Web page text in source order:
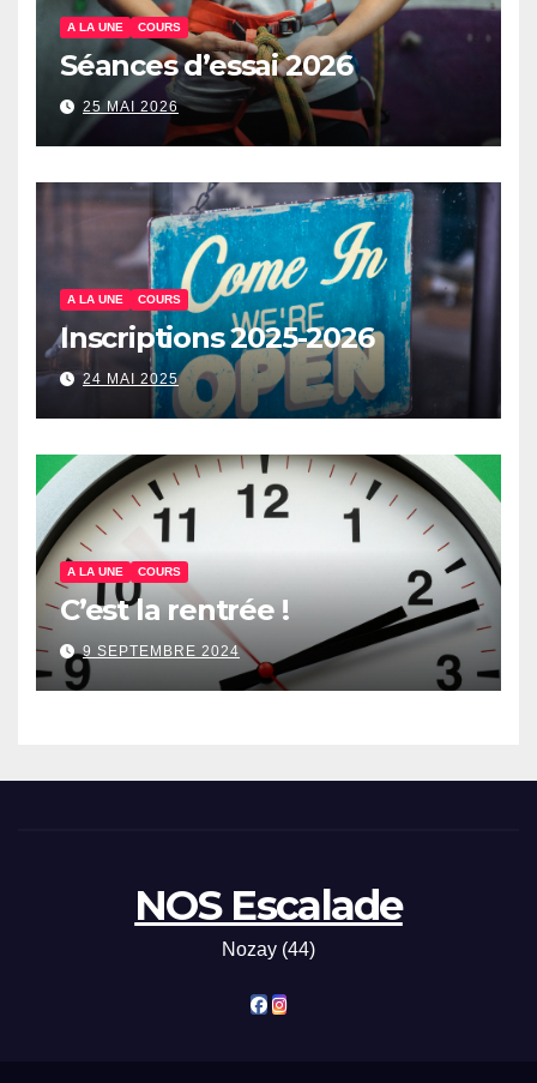
A LA UNE COURS
Séances d’essai 2026
25 MAI 2026
A LA UNE COURS
Inscriptions 2025-2026
24 MAI 2025
A LA UNE COURS
C’est la rentrée !
9 SEPTEMBRE 2024
NOS Escalade
Nozay (44)